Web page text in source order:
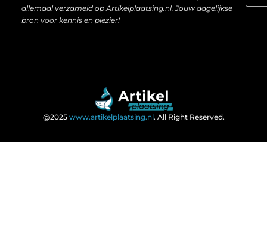
allemaal verzameld op Artikelplaatsing.nl. Jouw dagelijkse
bron voor kennis en plezier!
@2025 www.artikelplaatsing.nl. All Right Reserved.